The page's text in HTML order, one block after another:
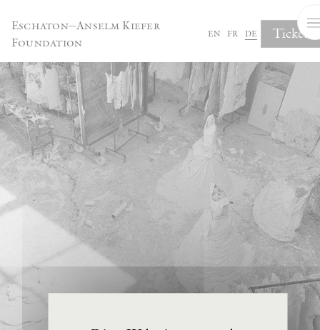
Eschaton—Anselm Kiefer
Foundation
en fr de Tickets